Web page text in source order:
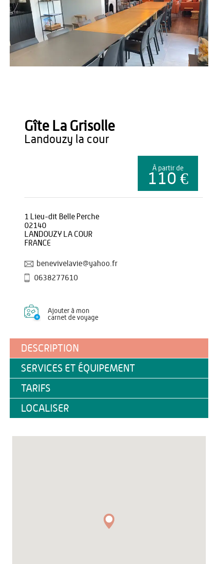
OT Thiérache
Gîte La Grisolle
landouzy la cour
À partir de
110 €
1 Lieu-dit Belle Perche
02140
LANDOUZY LA COUR
FRANCE
benevivelavie@yahoo.fr
0638277610
Ajouter à mon
carnet de voyage
DESCRIPTION
SERVICES ET ÉQUIPEMENT
TARIFS
LOCALISER